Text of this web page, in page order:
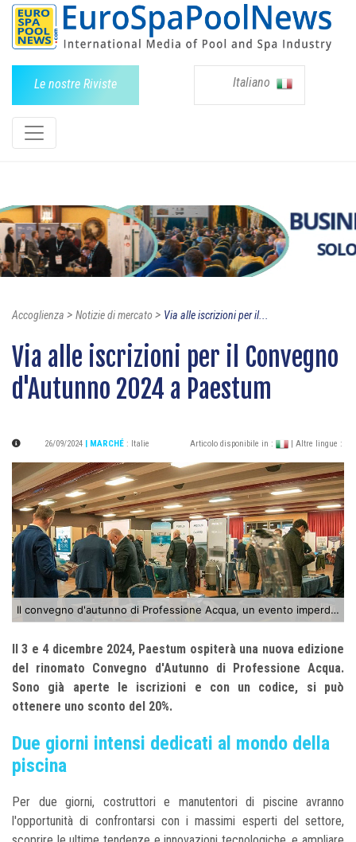
Le nostre Riviste Italiano
Accoglienza > Notizie di mercato > Via alle iscrizioni per il...
Via alle iscrizioni per il Convegno
d'Autunno 2024 a Paestum
26/09/2024 | MARCHÉ : Italie Articolo disponibile in : | Altre lingue :
Il convegno d'autunno di Professione Acqua, un evento imperdibile
Il 3 e 4 dicembre 2024, Paestum ospiterà una nuova edizione
del rinomato Convegno d'Autunno di Professione Acqua.
Sono già aperte le iscrizioni e con un codice, si può
ottenere uno sconto del 20%.
Due giorni intensi dedicati al mondo della
piscina
Per due giorni, costruttori e manutentori di piscine avranno
l'opportunità di confrontarsi con i massimi esperti del settore,